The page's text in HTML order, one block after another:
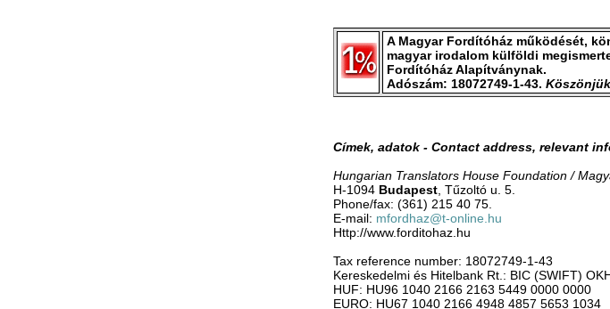
A Magyar Fordítóház működését,
magyar irodalom külföldi
Fordítóház Alapítványnak.
Adószám: 18072749-1-43. Köszönjük
Címek, adatok - Contact address, relevant
Hungarian Translators House Foundation /
H-1094 Budapest , Tűzoltó u. 5.
Phone/fax: (361) 215 40 75.
E-mail: mfordhaz@t-online.hu
Http://www.forditohaz.hu
Tax reference number: 18072749-1-43
Kereskedelmi és Hitelbank Rt.: BIC (SWIFT)
HUF: HU96 1040 2166 2163 5449 0000 0000
EURO: HU67 1040 2166 4948 4857 5653 1034